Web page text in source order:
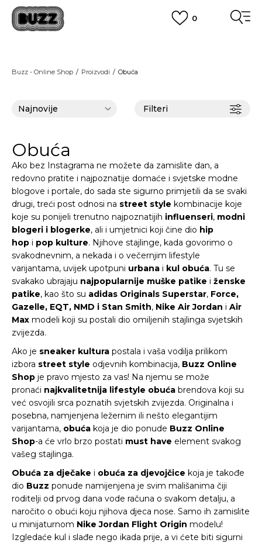
0
PLAĆANJE NA RATE
do 6 mjesečnih rata bez kamate
CLICK & COLLECT
Plati karticom online i preuzmi u BUZZ shopu po tvom izboru
Buzz - Online Shop Proizvodi Obuća
Filteri
Obuća
Ako bez Instagrama ne možete da zamislite dan, a
redovno pratite i najpoznatije domaće i svjetske modne
blogove i portale, do sada ste sigurno primjetili da se svaki
drugi, treći post odnosi na street style kombinacije koje
koje su ponijeli trenutno najpoznatijih influenseri, modni
blogeri i blogerke, ali i umjetnici koji čine dio hip
hop i pop kulture. Njihove stajlinge, kada govorimo o
svakodnevnim, a nekada i o večernjim lifestyle
varijantama, uvijek upotpuni urbana i kul obuća. Tu se
svakako ubrajaju najpopularnije muške patike i ženske
patike, kao što su adidas Originals Superstar, Force,
Gazelle, EQT, NMD i Stan Smith, Nike Air Jordan i Air
Max modeli koji su postali dio omiljenih stajlinga svjetskih
zvijezda.
Ako je sneaker kultura postala i vaša vodilja prilikom
izbora street style odjevnih kombinacija, Buzz Online
Shop je pravo mjesto za vas! Na njemu se može
pronaći najkvalitetnija lifestyle obuća brendova koji su
već osvojili srca poznatih svjetskih zvijezda. Originalna i
posebna, namjenjena ležernim ili nešto elegantijim
varijantama, obuća koja je dio ponude Buzz Online
Shop-a će vrlo brzo postati must have element svakog
vašeg stajlinga.
Obuća za dječake i obuća za djevojčice koja je takođe
dio Buzz ponude namijenjena je svim mališanima čiji
roditelji od prvog dana vode računa o svakom detalju, a
naročito o obući koju njihova djeca nose. Samo ih zamislite
u minijaturnom Nike Jordan Flight Origin modelu!
Izgledaće kul i slađe nego ikada prije, a vi ćete biti sigurni